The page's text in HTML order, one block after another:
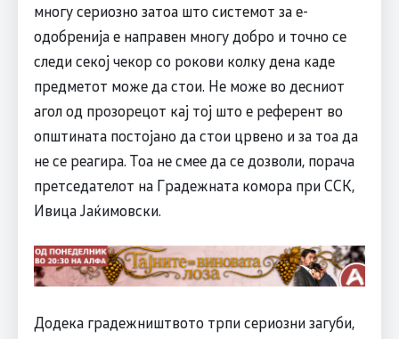
многу сериозно затоа што системот за е-
одобренија е направен многу добро и точно се
следи секој чекор со рокови колку дена каде
предметот може да стои. Не може во десниот
агол од прозорецот кај тој што е референт во
општината постојано да стои црвено и за тоа да
не се реагира. Тоа не смее да се дозволи, порача
претседателот на Градежната комора при ССК,
Ивица Јаќимовски.
Додека градежништвото трпи сериозни загуби,